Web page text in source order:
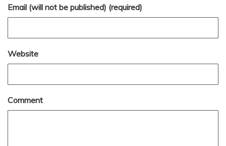
Email (will not be published) (required)
Website
Comment